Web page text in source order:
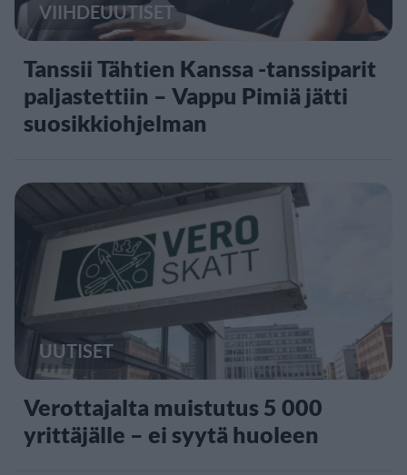
VIIHDEUUTISET
Tanssii Tähtien Kanssa -tanssiparit
paljastettiin – Vappu Pimiä jätti
suosikkiohjelman
UUTISET
Verottajalta muistutus 5 000
yrittäjälle – ei syytä huoleen